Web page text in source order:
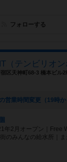
フォローする
（テンビリオン
区天神町68-3 橋本ビル
年2月オープン｜Free
のみんなの給水所｜ま